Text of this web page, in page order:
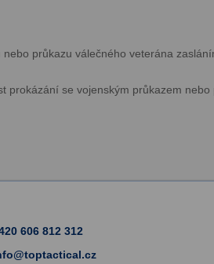
nebo průkazu válečného veterána
prokázání se vojenským průkazem nebo
606 812 312